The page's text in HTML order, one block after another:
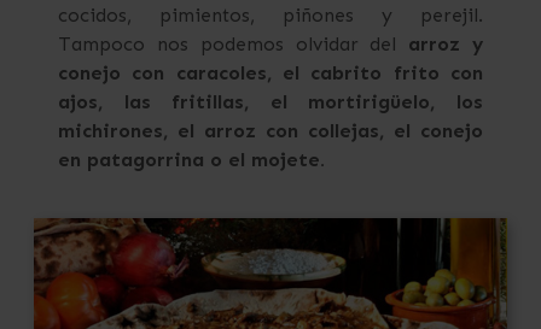
cocidos, pimientos, piñones y perejil.
Tampoco nos podemos olvidar del arroz y
conejo con caracoles, el cabrito frito con
ajos, las fritillas, el mortirigüelo, los
michirones, el arroz con collejas, el conejo
en patagorrina o el mojete.